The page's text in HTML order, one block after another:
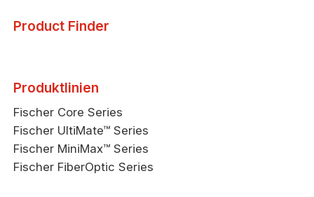
Product Finder
Produktlinien
Fischer Core Series
Fischer UltiMate™ Series
Fischer MiniMax™ Series
Fischer FiberOptic Series